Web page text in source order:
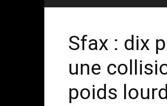
Sfax : dix
une
poids lourd